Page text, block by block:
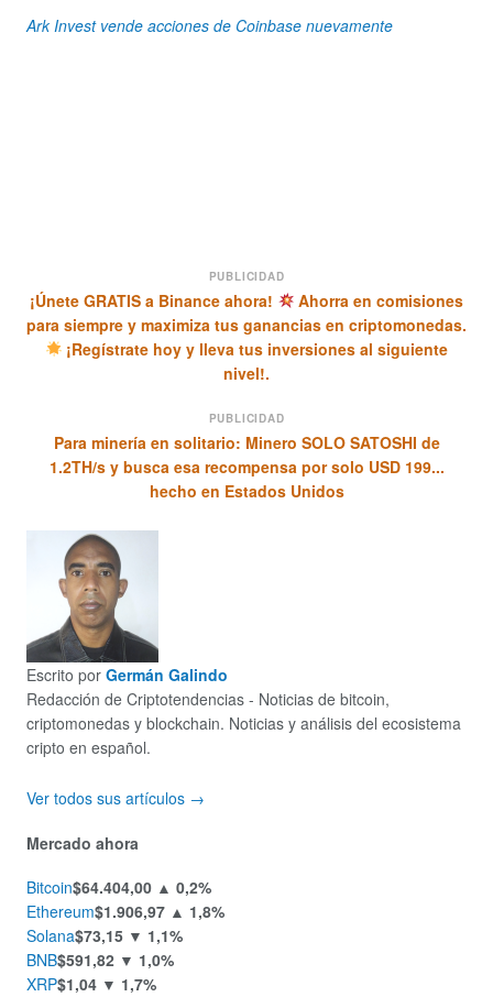
Ark Invest vende acciones de Coinbase nuevamente
PUBLICIDAD
¡Únete GRATIS a Binance ahora!
Ahorra en comisiones
para siempre y maximiza tus ganancias en criptomonedas.
¡Regístrate hoy y lleva tus inversiones al siguiente
nivel!.
PUBLICIDAD
Para minería en solitario: Minero SOLO SATOSHI de
1.2TH/s y busca esa recompensa por solo USD 199...
hecho en Estados Unidos
Escrito por Germán Galindo
Redacción de Criptotendencias - Noticias de bitcoin,
criptomonedas y blockchain. Noticias y análisis del ecosistema
cripto en español.
Ver todos sus artículos →
Mercado ahora
Bitcoin$64.404,00 ▲ 0,2%
Ethereum$1.906,97 ▲ 1,8%
Solana$73,15 ▼ 1,1%
BNB$591,82 ▼ 1,0%
XRP$1,04 ▼ 1,7%